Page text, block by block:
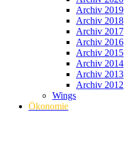
Archiv 2019
Archiv 2018
Archiv 2017
Archiv 2016
Archiv 2015
Archiv 2014
Archiv 2013
Archiv 2012
Wings
Ökonomie